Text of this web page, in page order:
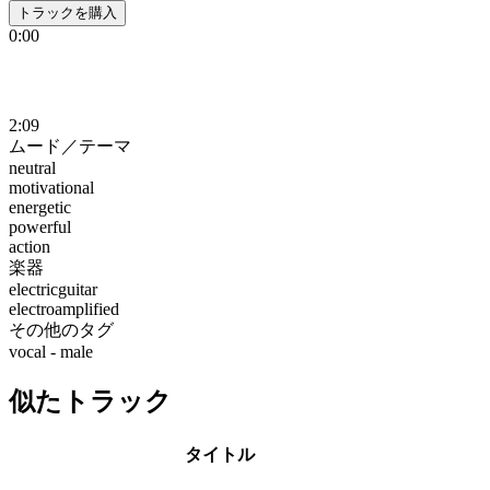
トラックを購入
0:00
2:09
ムード／テーマ
neutral
motivational
energetic
powerful
action
楽器
electricguitar
electroamplified
その他のタグ
vocal - male
似たトラック
タイトル